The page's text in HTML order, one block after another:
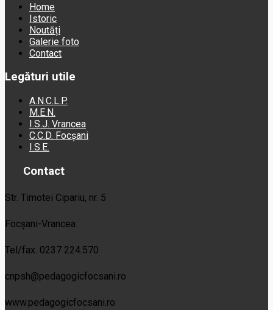
Home
Istoric
Noutăți
Galerie foto
Contact
Legături utile
A.N.C.L.P.
M.E.N.
I.S.J. Vrancea
C.C.D. Focșani
I.S.E.
Contact
Str. Timotei Cipariu, nr. 5
Focșani-Vrancea
Tel/fax. 0237 224.570
cnpsh@pedagogicfocsani.ro
www.pedagogicfocsani.ro